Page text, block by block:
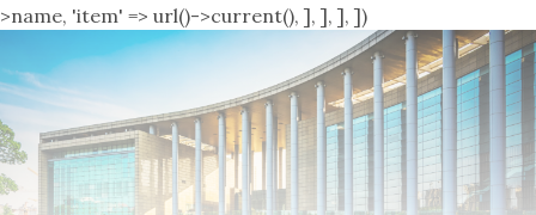
>name, 'item' => url()->current(), ], ], ], ])